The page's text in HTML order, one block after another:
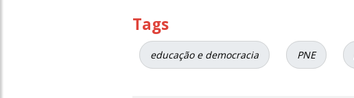
Tags
educação e democracia PNE